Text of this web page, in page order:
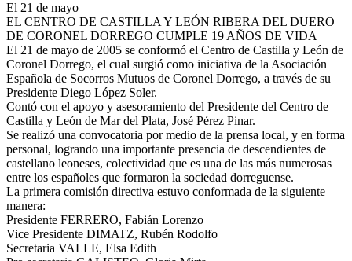
más
grande
El 21 de mayo
EL CENTRO DE CASTILLA Y LEÓN RIBERA DEL DUERO
DE CORONEL DORREGO CUMPLE 19 AÑOS DE VIDA
El 21 de mayo de 2005 se conformó el Centro de Castilla y León de
Coronel Dorrego, el cual surgió como iniciativa de la Asociación
Española de Socorros Mutuos de Coronel Dorrego, a través de su
Presidente Diego López Soler.
Contó con el apoyo y asesoramiento del Presidente del Centro de
Castilla y León de Mar del Plata, José Pérez Pinar.
Se realizó una convocatoria por medio de la prensa local, y en forma
personal, logrando una importante presencia de descendientes de
castellano leoneses, colectividad que es una de las más numerosas
entre los españoles que formaron la sociedad dorreguense.
La primera comisión directiva estuvo conformada de la siguiente
manera:
Presidente FERRERO, Fabián Lorenzo
Vice Presidente DIMATZ, Rubén Rodolfo
Secretaria VALLE, Elsa Edith